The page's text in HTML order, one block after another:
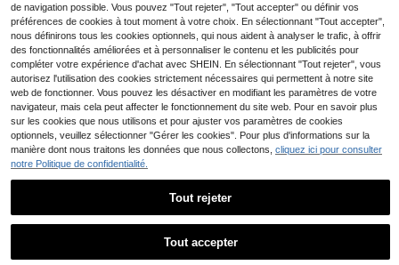
#Pantalon à cordon
Attitoon Pantalon de sur
vêtement droit à taille basse pour fe
mmes, adapté pour l'été, lavé
de navigation possible. Vous pouvez "Tout rejeter", "Tout accepter" ou définir vos
préférences de cookies à tout moment à votre choix. En sélectionnant "Tout accepter",
nous définirons tous les cookies optionnels, qui nous aident à analyser le trafic, à offrir
des fonctionnalités améliorées et à personnaliser le contenu et les publicités pour
compléter votre expérience d'achat avec SHEIN. En sélectionnant "Tout rejeter", vous
autorisez l'utilisation des cookies strictement nécessaires qui permettent à notre site
web de fonctionner. Vous pouvez les désactiver en modifiant les paramètres de votre
navigateur, mais cela peut affecter le fonctionnement du site web. Pour en savoir plus
sur les cookies que nous utilisons et pour ajuster vos paramètres de cookies
optionnels, veuillez sélectionner "Gérer les cookies". Pour plus d'informations sur la
manière dont nous traitons les données que nous collectons, cliquez ici pour consulter
notre Politique de confidentialité.
Tout rejeter
Tout accepter